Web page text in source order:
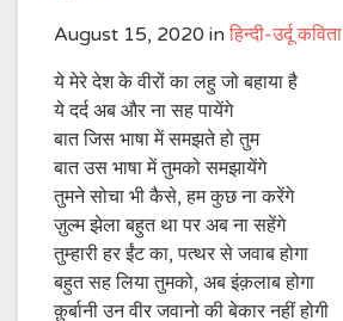
August 15, 2020 in हिन्दी-उर्दू कविता
ये मेरे देश के वीरों का लहु जो बहाया है
ये दर्द अब और ना सह पायेंगे
बात जिस भाषा में समझते हो तुम
बात उस भाषा में तुमको समझायेंगे
तुमने सोचा भी कैसे, हम कुछ ना करेंगे
ज़ुल्म झेला बहुत था पर अब ना सहेंगे
तुम्हारी हर ईंट का, पत्थर से जवाब होगा
बहुत सह लिया तुमको, अब इंक़लाब होगा
क़ुर्बानी उन वीर जवानो की बेकार नहीं होगी